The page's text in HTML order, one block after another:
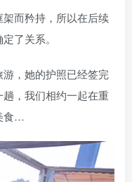
而矜持，所以在后续
了关系。
，她的护照已经签完
，我们相约一起在重
食…